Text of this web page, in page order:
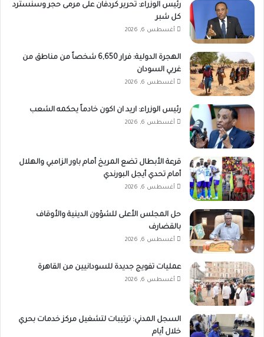
رئيس الوزراء: تحرير كردفان على مرمى حجر وسنسترد
كل شبر
أغسطس 6, 2026
الهجرة الدولية: فرار 6,650 شخصاً من مناطق من
غربي السودان
أغسطس 6, 2026
رئيس الوزراء: اريد ان اكون خادماً يحكمه الشعب
أغسطس 6, 2026
قرعة الأبطال تضع المريخ أمام باور الزامبي والهلال
أمام تحدي أيجل البورندي
أغسطس 6, 2026
حل المجلس الأعلى للشؤون الدينية والأوقاف
بالقضارف
أغسطس 6, 2026
عمليات تفويج جديدة للسودانيين من القاهرة
أغسطس 6, 2026
السجل المدني: ترتيبات لتشغيل مركز خدمات بحري
خلال أيام